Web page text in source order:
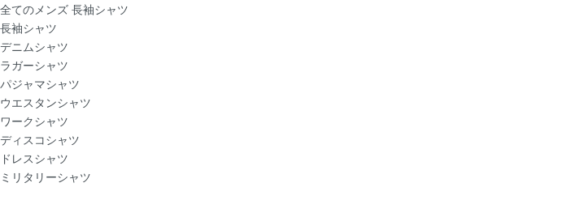
全てのメンズ 長袖シャツ
長袖シャツ
デニムシャツ
ラガーシャツ
パジャマシャツ
ウエスタンシャツ
ワークシャツ
ディスコシャツ
ドレスシャツ
ミリタリーシャツ